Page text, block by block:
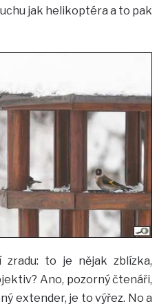
jak helikoptéra a to pak
zradu: to je nějak zblízka,
Ano, pozorný čtenáři,
extender, je to výřez. No a